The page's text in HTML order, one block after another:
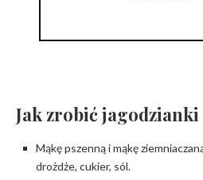
Jak zrobić
Mąkę pszenną i mąkę
drożdże, cukier, sól.